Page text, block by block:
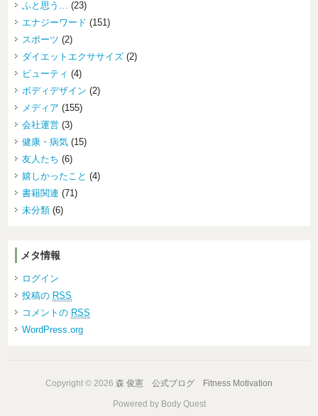
ふと思う…
(23)
エナジーワード (151)
スポーツ (2)
ダイエットエクササイズ (2)
ビューティ (4)
ボディデザイン (2)
メディア (155)
会社運営 (3)
健康・病気 (15)
友人たち (6)
嬉しかったこと (4)
書籍関連 (71)
未分類 (6)
メタ情報
ログイン
投稿の RSS
コメントの RSS
WordPress.org
Copyright © 2026 森 俊憲 公式ブログ Fitness Motivation
Powered by Body Quest